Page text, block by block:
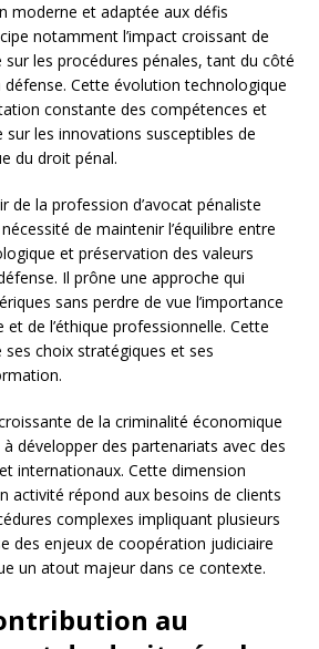
moderne et adaptée aux défis
notamment l’impact croissant de
sur les procédures pénales, tant du côté
défense. Cette évolution technologique
constante des compétences et
les innovations susceptibles de
du droit pénal.
de la profession d’avocat pénaliste
de maintenir l’équilibre entre
et préservation des valeurs
Il prône une approche qui
sans perdre de vue l’importance
de l’éthique professionnelle. Cette
ses choix stratégiques et ses
de la criminalité économique
développer des partenariats avec des
internationaux. Cette dimension
activité répond aux besoins de clients
complexes impliquant plusieurs
des enjeux de coopération judiciaire
un atout majeur dans ce contexte.
au